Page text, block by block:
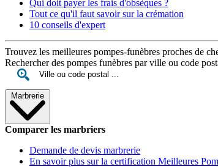
Qui doit payer les frais d'obsèques ?
Tout ce qu'il faut savoir sur la crémation
10 conseils d'expert
Trouvez les meilleures pompes-funèbres proches de
Rechercher des pompes funèbres par ville ou code
Marbrerie
Comparer les marbriers
Demande de devis marbrerie
En savoir plus sur la certification Meilleures